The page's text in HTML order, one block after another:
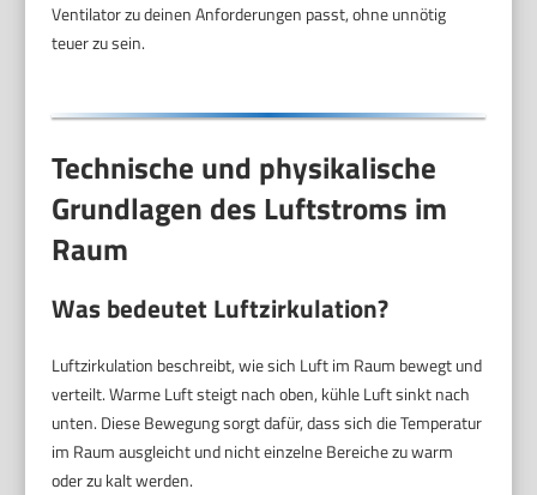
Ventilator zu deinen Anforderungen passt, ohne unnötig
teuer zu sein.
Technische und physikalische
Grundlagen des Luftstroms im
Raum
Was bedeutet Luftzirkulation?
Luftzirkulation beschreibt, wie sich Luft im Raum bewegt und
verteilt. Warme Luft steigt nach oben, kühle Luft sinkt nach
unten. Diese Bewegung sorgt dafür, dass sich die Temperatur
im Raum ausgleicht und nicht einzelne Bereiche zu warm
oder zu kalt werden.